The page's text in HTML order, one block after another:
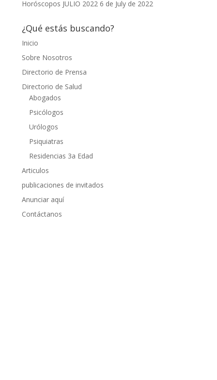
Horóscopos JULIO 2022 6 de July de 2022
¿Qué estás buscando?
Inicio
Sobre Nosotros
Directorio de Prensa
Directorio de Salud
Abogados
Psicólogos
Urólogos
Psiquiatras
Residencias 3a Edad
Articulos
publicaciones de invitados
Anunciar aquí
Contáctanos